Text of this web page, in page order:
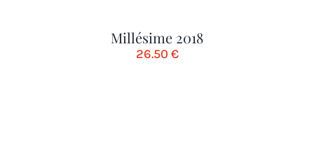
Millésime 2018
26.50 €